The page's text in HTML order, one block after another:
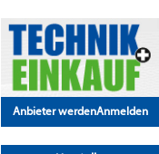
Anbieter werdenAnmelden